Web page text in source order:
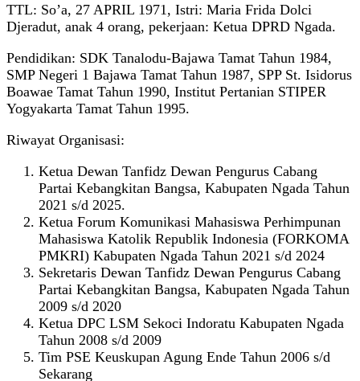
TTL: So’a, 27 APRIL 1971, Istri: Maria Frida Dolci
Djeradut, anak 4 orang, pekerjaan: Ketua DPRD Ngada.
Pendidikan: SDK Tanalodu-Bajawa Tamat Tahun 1984,
SMP Negeri 1 Bajawa Tamat Tahun 1987, SPP St. Isidorus
Boawae Tamat Tahun 1990, Institut Pertanian STIPER
Yogyakarta Tamat Tahun 1995.
Riwayat Organisasi:
Ketua Dewan Tanfidz Dewan Pengurus Cabang
Partai Kebangkitan Bangsa, Kabupaten Ngada Tahun
2021 s/d 2025.
Ketua Forum Komunikasi Mahasiswa Perhimpunan
Mahasiswa Katolik Republik Indonesia (FORKOMA
PMKRI) Kabupaten Ngada Tahun 2021 s/d 2024
Sekretaris Dewan Tanfidz Dewan Pengurus Cabang
Partai Kebangkitan Bangsa, Kabupaten Ngada Tahun
2009 s/d 2020
Ketua DPC LSM Sekoci Indoratu Kabupaten Ngada
Tahun 2008 s/d 2009
Tim PSE Keuskupan Agung Ende Tahun 2006 s/d
Sekarang